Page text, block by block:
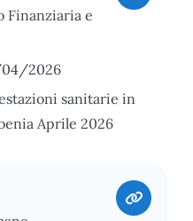
Finanziaria e
2026
sanitarie in
Aprile 2026